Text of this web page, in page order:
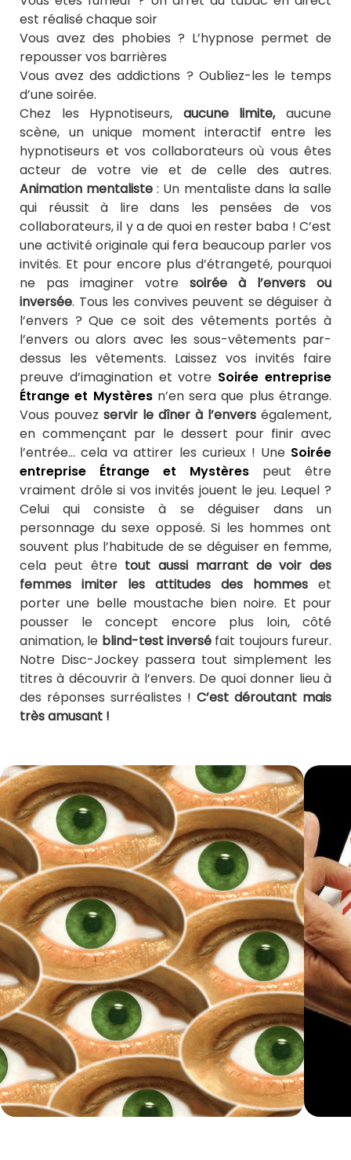
est réalisé chaque soir
Vous avez des phobies ? L’hypnose permet de
repousser vos barrières
Vous avez des addictions ? Oubliez-les le temps
d’une soirée.
Chez les Hypnotiseurs, aucune limite,aucune
scène, un unique moment interactif entre les
hypnotiseurs et vos collaborateurs où vous êtes
acteur de votre vie et de celle des autres.
Animation mentaliste : Un mentaliste dans la salle
qui réussit à lire dans les pensées de vos
collaborateurs, il y a de quoi en rester baba ! C’est
une activité originale qui fera beaucoup parler vos
invités. Et pour encore plus d’étrangeté, pourquoi
ne pas imaginer votre soirée à l’envers ou
inversée. Tous les convives peuvent se déguiser à
l’envers ? Que ce soit des vêtements portés à
l’envers ou alors avec les sous-vêtements par-
dessus les vêtements. Laissez vos invités faire
preuve d’imagination et votre Soirée entreprise
Étrange et Mystèresn’en sera que plus étrange.
Vous pouvez servir le dîner à l’envers également,
en commençant par le dessert pour finir avec
l’entrée… cela va attirer les curieux ! Une Soirée
entreprise Étrange et Mystères peut être
vraiment drôle si vos invités jouent le jeu. Lequel ?
Celui qui consiste à se déguiser dans un
personnage du sexe opposé. Si les hommes ont
souvent plus l’habitude de se déguiser en femme,
cela peut être tout aussi marrant de voir des
femmes imiter les attitudes des hommes et
porter une belle moustache bien noire. Et pour
pousser le concept encore plus loin, côté
animation, le blind-test inversé fait toujours fureur.
Notre Disc-Jockey passera tout simplement les
titres à découvrir à l’envers. De quoi donner lieu à
des réponses surréalistes ! C’est déroutant mais
très amusant !